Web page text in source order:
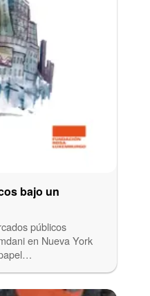
bajo un
públicos
en Nueva York